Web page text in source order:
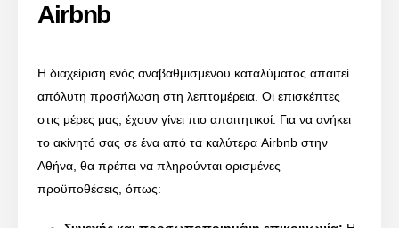
Airbnb
Η διαχείριση ενός αναβαθμισμένου καταλύματος απαιτεί
απόλυτη προσήλωση στη λεπτομέρεια. Οι επισκέπτες
στις μέρες μας, έχουν γίνει πιο απαιτητικοί. Για να ανήκει
το ακίνητό σας σε ένα από τα καλύτερα Airbnb στην
Αθήνα, θα πρέπει να πληρούνται ορισμένες
προϋποθέσεις, όπως: